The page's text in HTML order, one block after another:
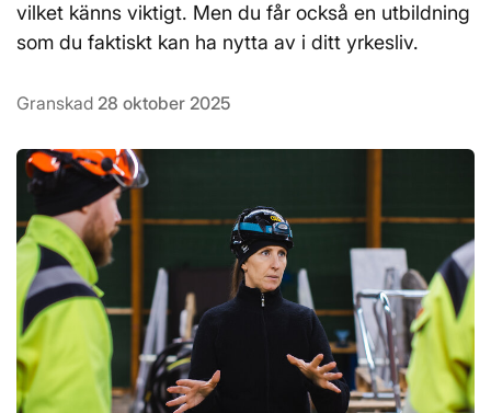
vilket känns viktigt. Men du får också en utbildning
som du faktiskt kan ha nytta av i ditt yrkesliv.
Granskad 28 oktober 2025